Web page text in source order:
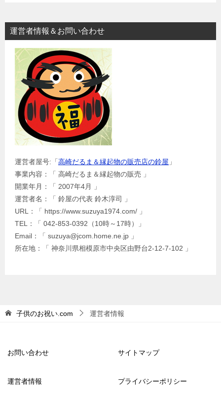
運営者情報＆お問い合わせ
運営者屋号:「 高崎だるま＆縁起物の販売店の鈴屋 」
事業内容：「 高崎だるま＆縁起物の販売 」
開業年月：「 2007年4月 」
運営者名：「 鈴屋の代表 鈴木淳司 」
URL：「 https://www.suzuya1974.com/ 」
TEL：「 042-853-0392（10時～17時）」
Email：「 suzuya@jcom.home.ne.jp 」
所在地：「 神奈川県相模原市中央区由野台2-12-7-102 」
子供のお祝い.com 運営者情報
お問い合わせ サイトマップ
運営者情報 プライバシーポリシー